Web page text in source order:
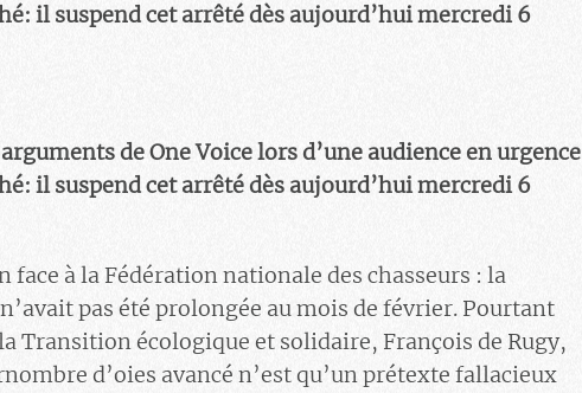
il suspend cet arrêté dès aujourd’hui mercredi 6
de One Voice lors d’une audience en urgence
il suspend cet arrêté dès aujourd’hui mercredi 6
face à la Fédération nationale des chasseurs : la
pas été prolongée au mois de février. Pourtant
Transition écologique et solidaire, François de Rugy,
d’oies avancé n’est qu’un prétexte fallacieux